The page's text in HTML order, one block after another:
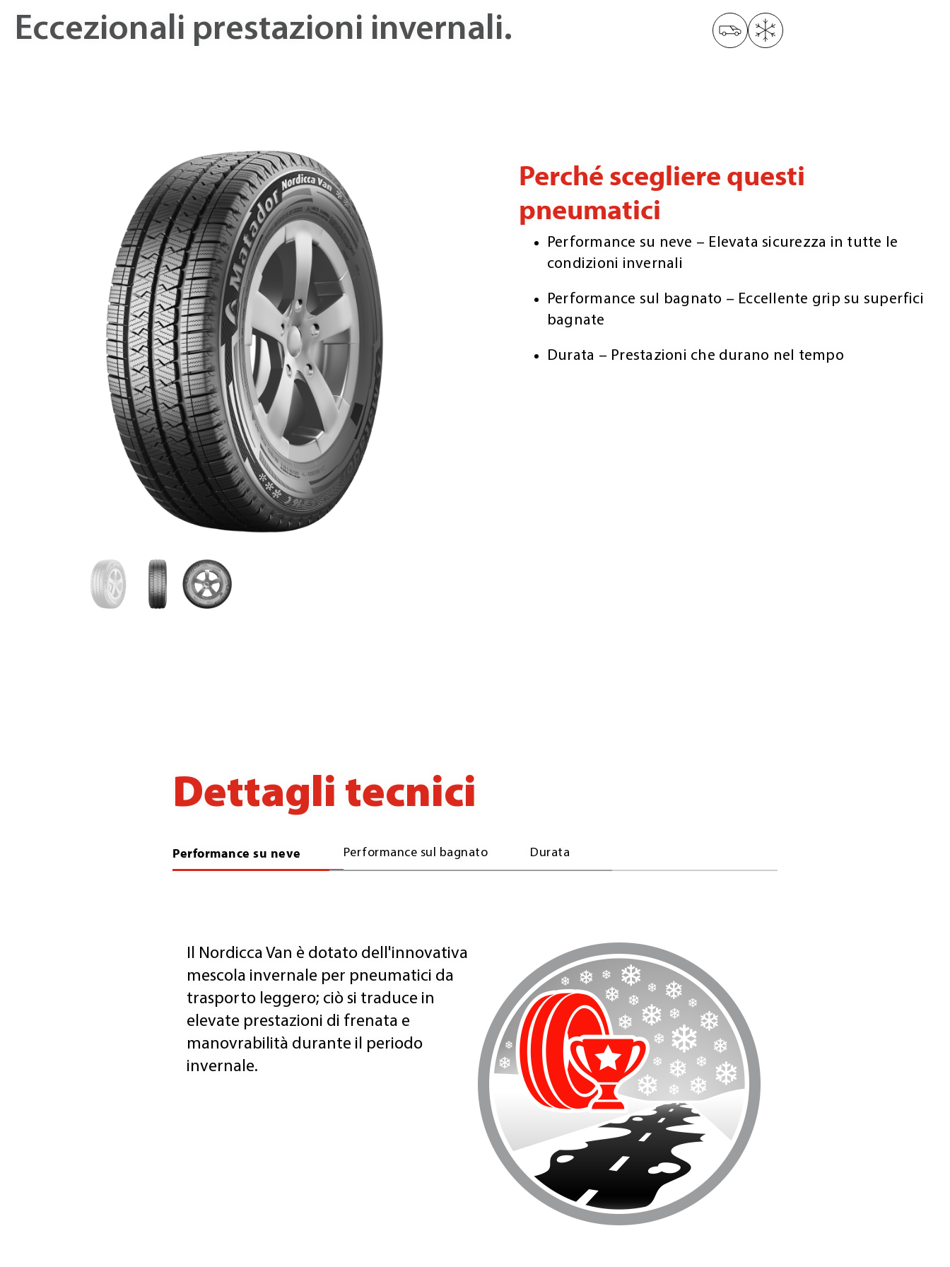
Eccezionali prestazioni invernali.
Perché scegliere questi
pneumatici
Performance su neve – Elevata sicurezza in tutte le
condizioni invernali​
Performance sul bagnato – Eccellente grip su superfici
bagnate​
Durata – Prestazioni che durano nel tempo​
Dettagli tecnici
Performance su neve Performance sul bagnato Durata
Il Nordicca Van è dotato dell'innovativa
mescola invernale per pneumatici da
trasporto leggero; ciò si traduce in
elevate prestazioni di frenata e
manovrabilità durante il periodo
invernale.